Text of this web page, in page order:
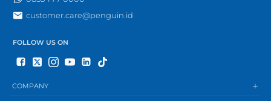
customer.care@penguin.id
FOLLOW US ON
COMPANY